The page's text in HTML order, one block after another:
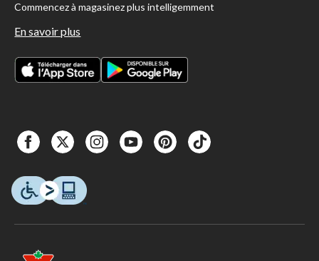
Commencez à magasinez plus intelligemment
En savoir plus